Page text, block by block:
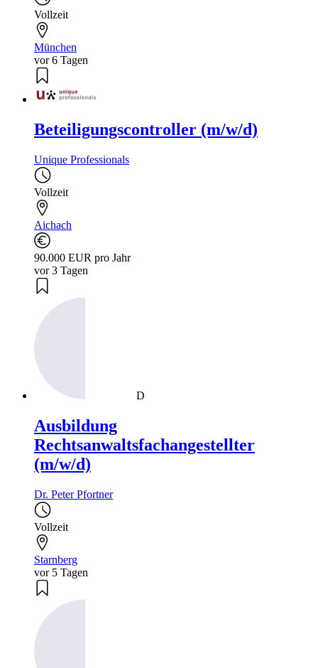
Vollzeit
München
vor 6 Tagen
Beteiligungscontroller (m/w/d)
Unique Professionals
Vollzeit
Aichach
90.000 EUR pro Jahr
vor 3 Tagen
D
Ausbildung
Rechtsanwaltsfachangestellter
(m/w/d)
Dr. Peter Pfortner
Vollzeit
Starnberg
vor 5 Tagen